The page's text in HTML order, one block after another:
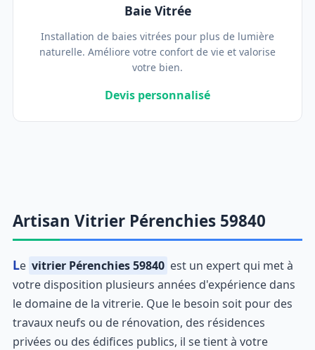
Baie Vitrée
Installation de baies vitrées pour plus de lumière
naturelle. Améliore votre confort de vie et valorise
votre bien.
Devis personnalisé
Artisan Vitrier Pérenchies 59840
Le vitrier Pérenchies 59840 est un expert qui met à
votre disposition plusieurs années d'expérience dans
le domaine de la vitrerie. Que le besoin soit pour des
travaux neufs ou de rénovation, des résidences
privées ou des édifices publics, il se tient à votre